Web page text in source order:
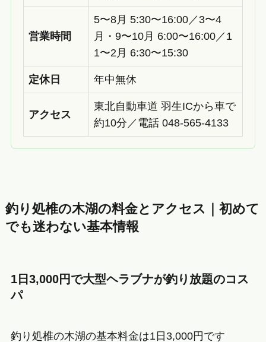
営業時間
5〜8月 5:30〜16:00／3〜4
月・9〜10月 6:00〜16:00／1
1〜2月 6:30〜15:30
定休日 年中無休
アクセス
東北自動車道 羽生ICから車で
約10分／電話 048-565-4133
釣り処椎の木湖の料金とアクセス｜初めて
でも迷わない基本情報
1日3,000円で大型ヘラブナが釣り放題のコス
パ
釣り処椎の木湖の基本料金は1日3,000円です